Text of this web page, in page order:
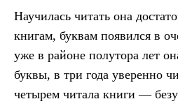
Научилась читать она
книгам, буквам появился в
уже в районе полутора лет
буквы, в три года уверенно
четырем читала книги —